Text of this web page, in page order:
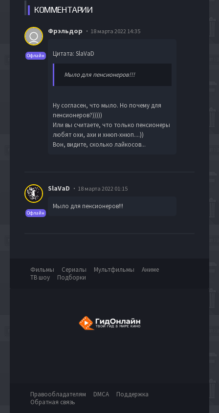
КОММЕНТАРИИ
Офлайн
Фрэльдор 18 марта 2022 14:35
Цитата: SlaVaD
Мыло для пенсионеров!!!
Ну согласен, что мыло. Но почему для
пенсионеров?)))))
Или вы считаете, что только пенсионеры
любят охи, ахи и хнюп-хнюп....))
Вон, видите, сколько лайкосов...
Офлайн
SlaVaD 18 марта 2022 01:15
Мыло для пенсионеров!!!
Фильмы Сериалы Мультфильмы
Аниме
ТВ шоу
Подборки
Правообладателям DMCA
Поддержка
Обратная связь